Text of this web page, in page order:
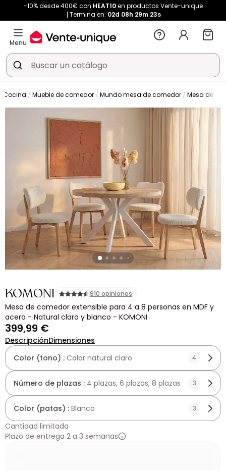
-10% desde 400€ con HEAT10en productos Vente-unique
Termina en:02d 08h 29m 21s
Menu
Cocina Mueble de comedor Mundo mesa de comedor Mesa de
KOMONI 910 opiniones
Mesa de comedor extensible para 4 a 8 personas en MDF y
acero - Natural claro y blanco - KOMONI
399,99 €
DescripciónDimensiones
Color (tono) : Color natural claro 4
Número de plazas : 4 plazas, 6 plazas, 8 plazas 3
Color (patas) : Blanco 3
Cantidad limitada
Plazo de entrega 2 a 3 semanas